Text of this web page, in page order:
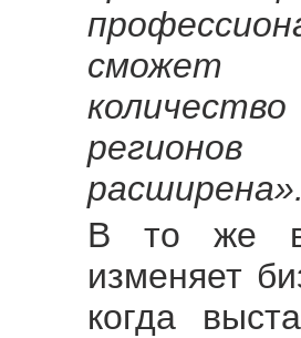
сможет
В то же
изменяет
когда